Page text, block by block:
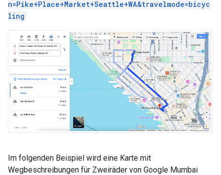
n=Pike+Place+Market+Seattle+WA&travelmode=bicyc
ling
Im folgenden Beispiel wird eine Karte mit
Wegbeschreibungen für Zweiräder von Google Mumbai